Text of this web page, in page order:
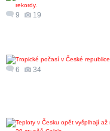
9 19
6 34